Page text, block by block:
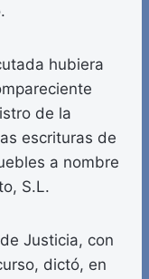
hubiera
de la
escrituras de
a nombre
S.L.
Justicia, con
dictó, en